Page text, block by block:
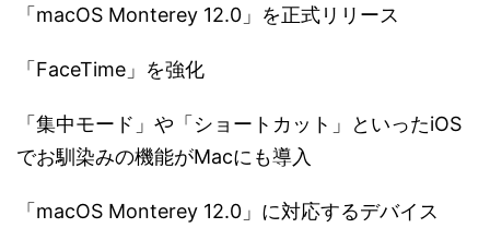
「macOS Monterey 12.0」を正式リリース
「FaceTime」を強化
「集中モード」や「ショートカット」といったiOS
でお馴染みの機能がMacにも導入
「macOS Monterey 12.0」に対応するデバイス